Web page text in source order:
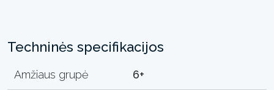
Techninės specifikacijos
Amžiaus grupė 6+